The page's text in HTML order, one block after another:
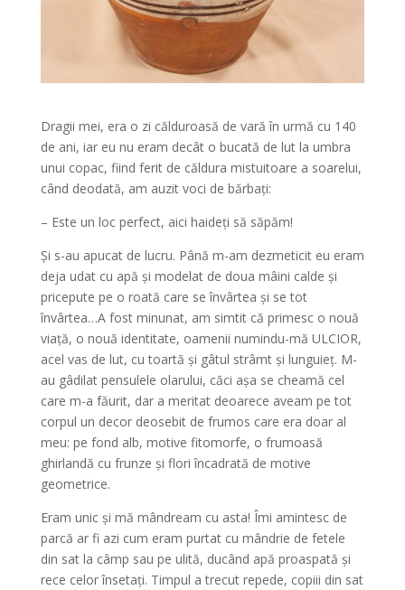
Dragii mei, era o zi călduroasă de vară în urmă cu 140
de ani, iar eu nu eram decât o bucată de lut la umbra
unui copac, fiind ferit de căldura mistuitoare a soarelui,
când deodată, am auzit voci de bărbați:
– Este un loc perfect, aici haideți să săpăm!
Şi s-au apucat de lucru. Până m-am dezmeticit eu eram
deja udat cu apă și modelat de doua mâini calde și
pricepute pe o roată care se învârtea și se tot
învârtea…A fost minunat, am simtit că primesc o nouă
viață, o nouă identitate, oamenii numindu-mă ULCIOR,
acel vas de lut, cu toartă și gâtul strâmt și lunguieț. M-
au gâdilat pensulele olarului, căci așa se cheamă cel
care m-a făurit, dar a meritat deoarece aveam pe tot
corpul un decor deosebit de frumos care era doar al
meu: pe fond alb, motive fitomorfe, o frumoasă
ghirlandă cu frunze și flori încadrată de motive
geometrice.
Eram unic și mă mândream cu asta! Îmi amintesc de
parcă ar fi azi cum eram purtat cu mândrie de fetele
din sat la câmp sau pe ulită, ducând apă proaspată și
rece celor însetați. Timpul a trecut repede, copiii din sat